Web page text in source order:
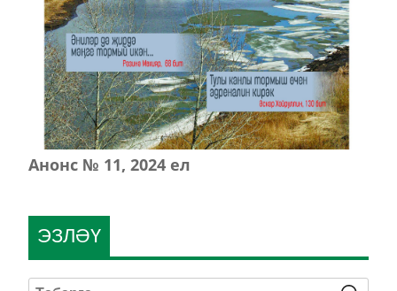
Анонс № 11, 2024 ел
ЭЗЛӘҮ